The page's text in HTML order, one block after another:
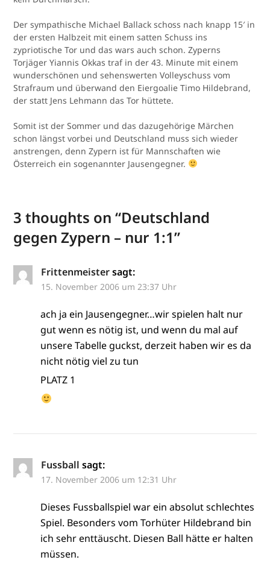
Der sympathische Michael Ballack schoss nach knapp 15′ in
der ersten Halbzeit mit einem satten Schuss ins
zypriotische Tor und das wars auch schon. Zyperns
Torjäger Yiannis Okkas traf in der 43. Minute mit einem
wunderschönen und sehenswerten Volleyschuss vom
Strafraum und überwand den Eiergoalie Timo Hildebrand,
der statt Jens Lehmann das Tor hüttete.
Somit ist der Sommer und das dazugehörige Märchen
schon längst vorbei und Deutschland muss sich wieder
anstrengen, denn Zypern ist für Mannschaften wie
Österreich ein sogenannter Jausengegner.
3 thoughts on “Deutschland
gegen Zypern – nur 1:1”
Frittenmeister sagt:
15. November 2006 um 23:37 Uhr
ach ja ein Jausengegner…wir spielen halt nur
gut wenn es nötig ist, und wenn du mal auf
unsere Tabelle guckst, derzeit haben wir es da
nicht nötig viel zu tun
PLATZ 1
Fussball sagt:
17. November 2006 um 12:31 Uhr
Dieses Fussballspiel war ein absolut schlechtes
Spiel. Besonders vom Torhüter Hildebrand bin
ich sehr enttäuscht. Diesen Ball hätte er halten
müssen.